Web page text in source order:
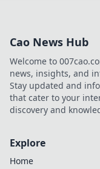
Cao News Hub
Welcome to
news, insights, and
Stay updated and
that cater to your
discovery and
Explore
Home